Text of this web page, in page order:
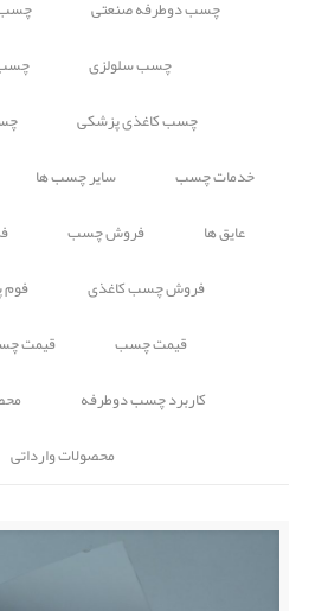
چسب دوطرفه صنعتی
چسب
چسب سلولزی
چسب کاغذی پزشکی
خدمات چسب
سایر چسب ها
عایق ها
فروش چسب
فروش چسب کاغذی
قیمت چسب
قیمت
کاربرد چسب دوطرفه
محصولات وارداتی